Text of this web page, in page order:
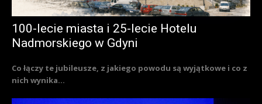
100-lecie miasta i 25-lecie Hotelu
Nadmorskiego w Gdyni
Co łączy te jubileusze, z jakiego powodu są wyjątkowe i co z
nich wynika...